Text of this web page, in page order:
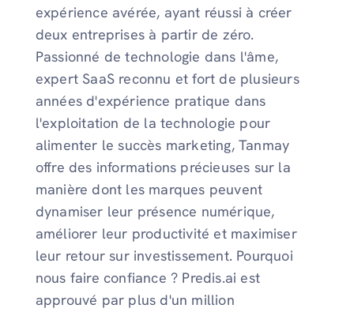
expérience avérée, ayant réussi à créer
deux entreprises à partir de zéro.
Passionné de technologie dans l'âme,
expert SaaS reconnu et fort de plusieurs
années d'expérience pratique dans
l'exploitation de la technologie pour
alimenter le succès marketing, Tanmay
offre des informations précieuses sur la
manière dont les marques peuvent
dynamiser leur présence numérique,
améliorer leur productivité et maximiser
leur retour sur investissement. Pourquoi
nous faire confiance ? Predis.ai est
approuvé par plus d'un million